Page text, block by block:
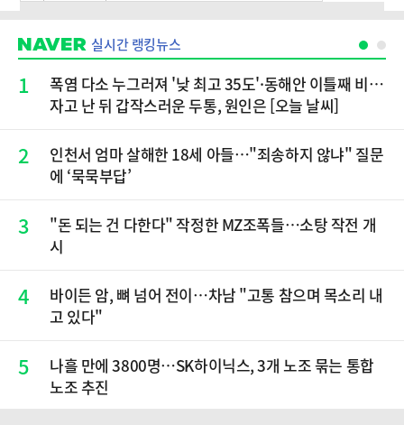
실시간 랭킹뉴스
1
폭염 다소 누그러져 '낮 최고 35도'·동해안 이틀째 비…
자고 난 뒤 갑작스러운 두통, 원인은 [오늘 날씨]
2
인천서 엄마 살해한 18세 아들…"죄송하지 않냐" 질문
에 ‘묵묵부답’
3
"돈 되는 건 다한다" 작정한 MZ조폭들…소탕 작전 개
시
4
바이든 암, 뼈 넘어 전이…차남 "고통 참으며 목소리 내
고 있다"
5
나흘 만에 3800명…SK하이닉스, 3개 노조 묶는 통합
노조 추진